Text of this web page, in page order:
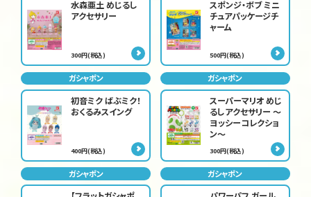
水森亜土 めじるし
アクセサリー
300円(税込)
スポンジ・ボブ ミニ
チュアパッケージチ
ャーム
500円(税込)
ガシャポン
初音ミク ばぶミク！
おくるみスイング
400円(税込)
ガシャポン
スーパーマリオ めじ
るしアクセサリー ～
ヨッシーコレクショ
ン～
300円(税込)
ガシャポン ガシャポン